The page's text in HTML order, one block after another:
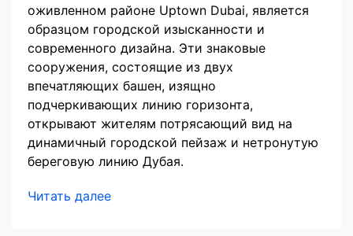
оживленном районе Uptown Dubai, является
образцом городской изысканности и
современного дизайна. Эти знаковые
сооружения, состоящие из двух
впечатляющих башен, изящно
подчеркивающих линию горизонта,
открывают жителям потрясающий вид на
динамичный городской пейзаж и нетронутую
береговую линию Дубая.
Читать далее